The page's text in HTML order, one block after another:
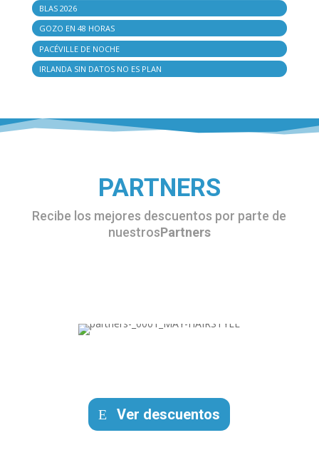
BLAS 2026
GOZO EN 48 HORAS
PACÉVILLE DE NOCHE
IRLANDA SIN DATOS NO ES PLAN
PARTNERS
Recibe los mejores descuentos por parte de
nuestrosPartners
Ver descuentos